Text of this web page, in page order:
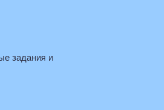
задания и